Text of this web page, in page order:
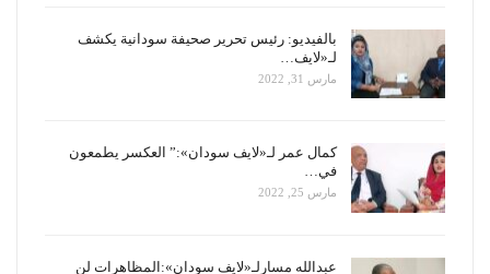
بالفيديو: رئيس تحرير صحيفة سودانية يكشف
لـ«لايف…
مارس 31, 2022
كمال عمر لـ«لايف سودان»:” العكسر يطمعون
في…
مارس 25, 2022
عبدالله مسارلـ«لايف سودان»:المظاهرات لن